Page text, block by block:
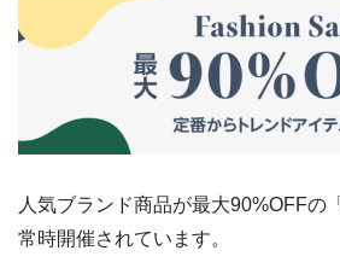
人気ブランド商品が最大90%OFFの「
常時開催されています。